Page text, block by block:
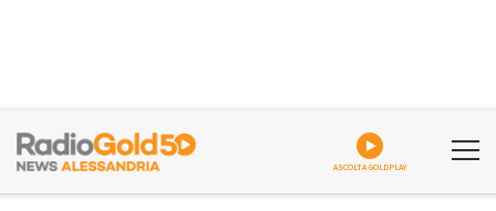
ASCOLTA GOLDPLAY